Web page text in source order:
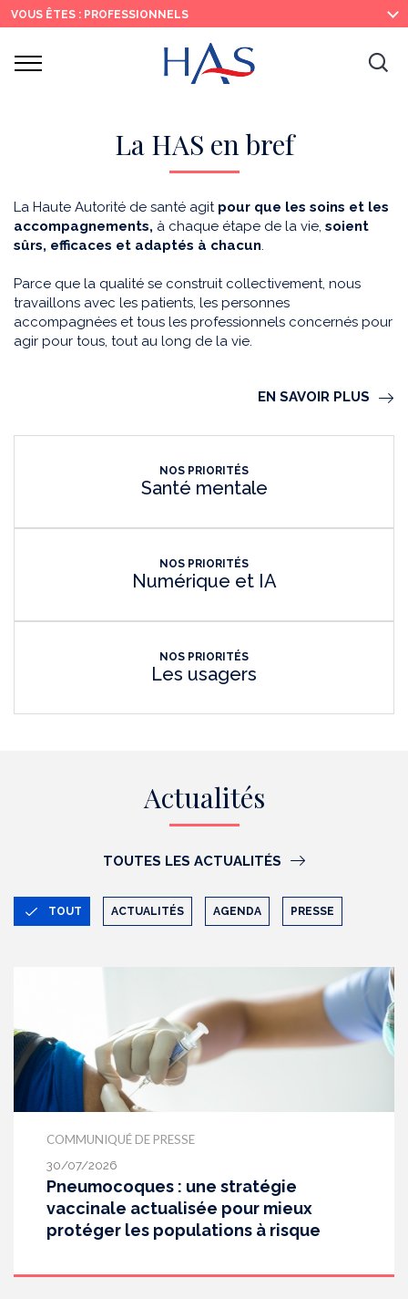
Recherche
Menu
principal
Contenu
principal
VOUS ÊTES : PROFESSIONNELS
Ouvrir
La HAS en bref
La Haute Autorité de santé agit pour que les soins et les
accompagnements, à chaque étape de la vie, soient
sûrs, efficaces et adaptés à chacun.
Parce que la qualité se construit collectivement, nous
travaillons avec les patients, les personnes
accompagnées et tous les professionnels concernés pour
agir pour tous, tout au long de la vie.
EN SAVOIR PLUS
NOS PRIORITÉS
Santé mentale
NOS PRIORITÉS
Numérique et IA
NOS PRIORITÉS
Les usagers
Actualités
TOUTES LES ACTUALITÉS
TOUT ACTUALITÉS AGENDA PRESSE
COMMUNIQUÉ DE PRESSE
30/07/2026
Pneumocoques : une stratégie
vaccinale actualisée pour mieux
protéger les populations à risque